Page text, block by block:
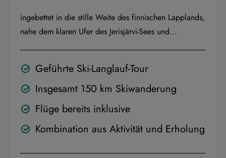
ingebettet in die stille Weite des finnischen Lapplands,
nahe dem klaren Ufer des Jerisjärvi-Sees und...
Geführte Ski-Langlauf-Tour
Insgesamt 150 km Skiwanderung
Flüge bereits inklusive
Kombination aus Aktivität und Erholung